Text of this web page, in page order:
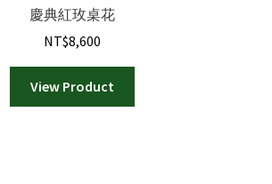
慶典紅玫桌花
NT$8,600
View Product